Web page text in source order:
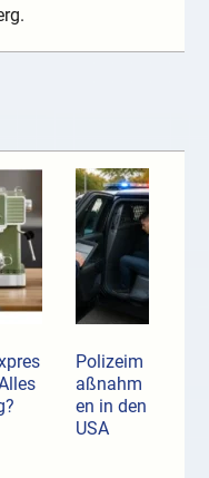
Polizeim
aßnahm
en in den
USA